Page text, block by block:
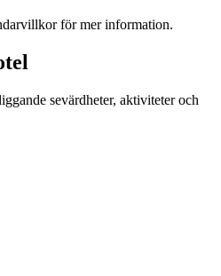
för mer information.
sevärdheter, aktiviteter och